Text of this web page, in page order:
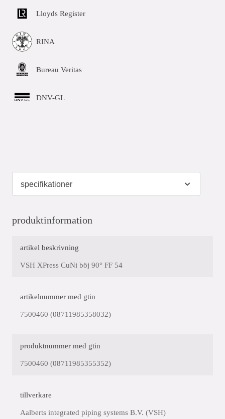
Lloyds Register
RINA
Bureau Veritas
DNV-GL
produktinformation
artikel beskrivning
VSH XPress CuNi böj 90° FF 54
artikelnummer med gtin
7500460 (08711985358032)
produktnummer med gtin
7500460 (08711985355352)
tillverkare
Aalberts integrated piping systems B.V. (VSH)